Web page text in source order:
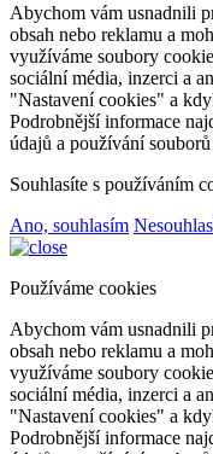
Abychom vám usnadnili
obsah nebo reklamu a
využíváme soubory
sociální média, inzerci a
"Nastavení cookies" a
Podrobnější informace
údajů a používání
Souhlasíte s používáním
Ano, souhlasím
Používáme cookies
Abychom vám usnadnili
obsah nebo reklamu a
využíváme soubory
sociální média, inzerci a
"Nastavení cookies" a
Podrobnější informace